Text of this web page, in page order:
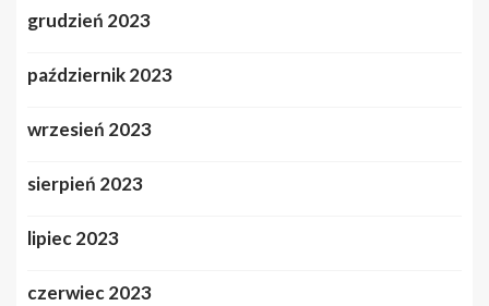
grudzień 2023
październik 2023
wrzesień 2023
sierpień 2023
lipiec 2023
czerwiec 2023